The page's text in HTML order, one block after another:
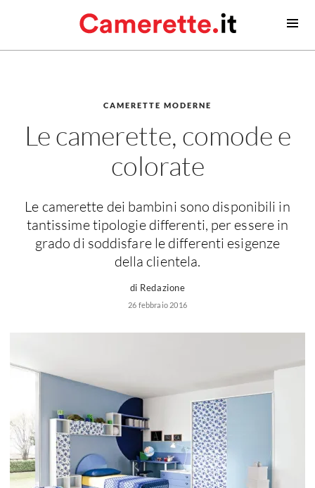
Camerette classiche
Contatti
Lettini prima infanzia
Fasciatoi
Consigli camerette neonato
Consigli camerette
Progetto cameretta
Accessori cameretta
Scrittoi
CAMERETTE MODERNE
Le camerette, comode e
colorate
Le camerette dei bambini sono disponibili in
tantissime tipologie differenti, per essere in
grado di soddisfare le differenti esigenze
della clientela.
di Redazione
26 febbraio 2016